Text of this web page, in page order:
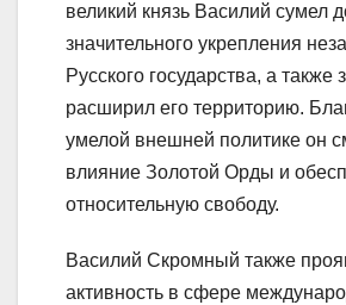
великий князь Василий сумел
значительного укрепления
Русского государства, а также
расширил его территорию.
умелой внешней политике он
влияние Золотой Орды и
относительную свободу.
Василий Скромный также
активность в сфере